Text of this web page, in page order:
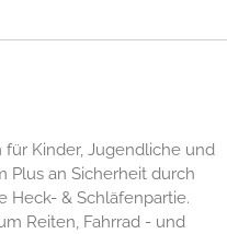
Kinder, Jugendliche und
Plus an Sicherheit durch
Heck- & Schläfenpartie.
Reiten, Fahrrad - und